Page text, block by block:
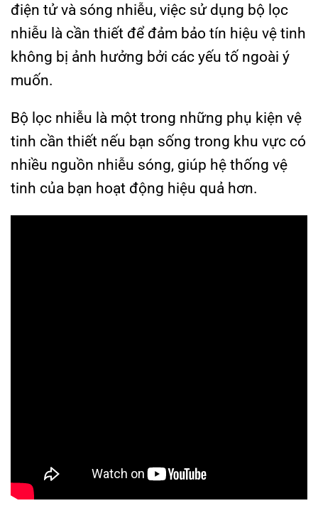
điện tử và sóng nhiễu, việc sử dụng bộ lọc
nhiễu là cần thiết để đảm bảo tín hiệu vệ tinh
không bị ảnh hưởng bởi các yếu tố ngoài ý
muốn.
Bộ lọc nhiễu là một trong những phụ kiện vệ
tinh cần thiết nếu bạn sống trong khu vực có
nhiều nguồn nhiễu sóng, giúp hệ thống vệ
tinh của bạn hoạt động hiệu quả hơn.